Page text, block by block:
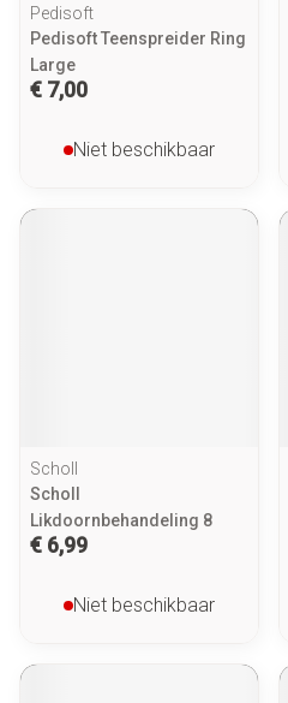
Pedisoft
Pedisoft Teenspreider Ring
Large
€ 7,00
Niet beschikbaar
Scholl
Scholl
Likdoornbehandeling 8
€ 6,99
Niet beschikbaar